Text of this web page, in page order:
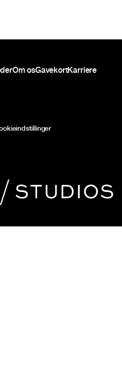
Om osGavekortKarriere